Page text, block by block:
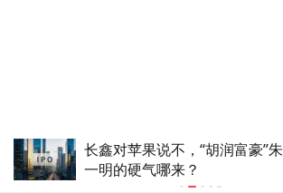
长鑫对苹果说不，“胡润富豪”朱
一明的硬气哪来？
张志军谈两岸民间交流，提